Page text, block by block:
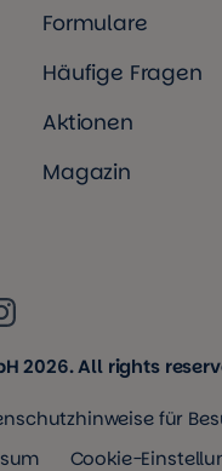
Formulare
Häufige Fragen
Aktionen
Magazin
2026. All rights
für
Cookie-